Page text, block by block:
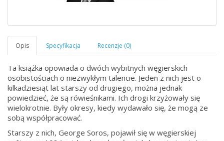
Ta książka opowiada o dwóch wybitnych węgierskich
osobistościach o niezwykłym talencie. Jeden z nich jest o
kilkadziesiąt lat starszy od drugiego, można jednak
powiedzieć, że są rówieśnikami. Ich drogi krzyżowały się
wielokrotnie. Były okresy, kiedy wydawało się, że mogą ze
sobą współpracować.
Starszy z nich, George Soros, pojawił się w węgierskiej